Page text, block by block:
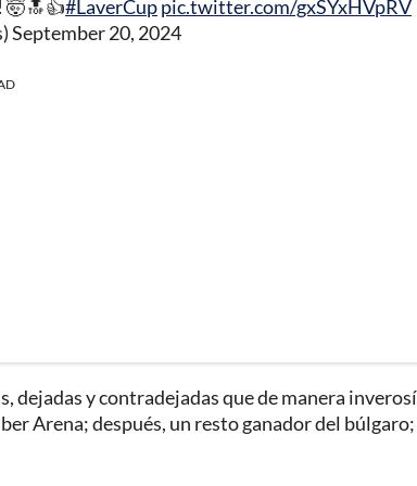
🤯🔝👍#LaverCuppic.twitter.com/gxSYxHVpRV
September 20, 2024
dejadas y contradejadas que de manera
Arena; después, un resto ganador del búlgaro;